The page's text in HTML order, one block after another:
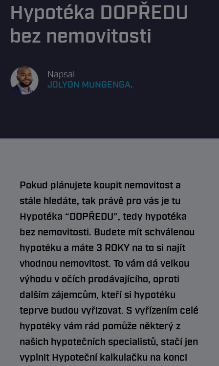
Hypotéka DOPŘEDU
bez nemovitosti
Napsal
JOLYON MUNGENGA,
Pokud plánujete koupit nemovitost a
stále hledáte, tak právě pro vás je tu
Hypotéka “DOPŘEDU”, tedy hypotéka
bez nemovitosti. Budete mít schválenou
hypotéku a máte 3 ROKY na to si najít
vhodnou nemovitost. To vám dá velkou
výhodu v očích prodávajícího, oproti
dalším zájemcům, kteří si hypotéku
teprve budou vyřizovat. S vyřízením celé
hypotéky vám rád pomůže některý z
našich hypotečních specialistů, stačí jen
vyplnit Hypoteční kalkulačku na konci